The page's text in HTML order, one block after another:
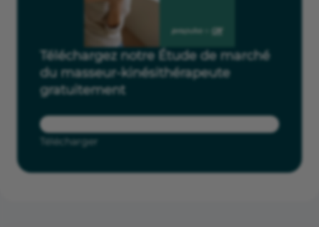
Téléchargez notre Étude de marché
du masseur-kinésithérapeute
gratuitement
Télécharger